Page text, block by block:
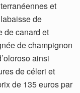
et
de
de canard et
de champignon
ainsi
de céleri et
de 135 euros par